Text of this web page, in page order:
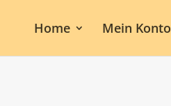
Home Mein Konto